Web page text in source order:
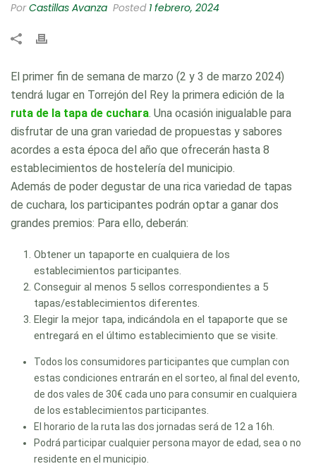
PorCastillas Avanza Posted 1 febrero, 2024
El primer fin de semana de marzo (2 y 3 de marzo 2024)
tendrá lugar en Torrejón del Rey la primera edición de la
ruta de la tapa de cuchara. Una ocasión inigualable para
disfrutar de una gran variedad de propuestas y sabores
acordes a esta época del año que ofrecerán hasta 8
establecimientos de hostelería del municipio.
Además de poder degustar de una rica variedad de tapas
de cuchara, los participantes podrán optar a ganar dos
grandes premios: Para ello, deberán:
Obtener un tapaporte en cualquiera de los
establecimientos participantes.
Conseguir al menos 5 sellos correspondientes a 5
tapas/establecimientos diferentes.
Elegir la mejor tapa, indicándola en el tapaporte que se
entregará en el último establecimiento que se visite.
Todos los consumidores participantes que cumplan con
estas condiciones entrarán en el sorteo, al final del evento,
de dos vales de 30€ cada uno para consumir en cualquiera
de los establecimientos participantes.
El horario de la ruta las dos jornadas será de 12 a 16h.
Podrá participar cualquier persona mayor de edad, sea o no
residente en el municipio.